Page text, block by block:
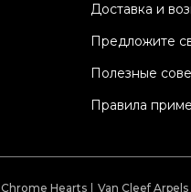
Доставка и
Предложите
Полезные
Правила
Chrome Hearts Van Cleef Arpels